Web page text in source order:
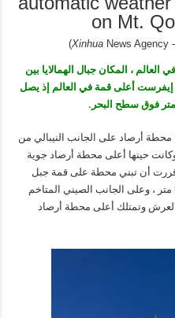
on Mt.
–
XinhuaNews Agency)
العالم ، المكان جبال الهمالايا بين
إيفرست أعلى قمة في العالم إذ يصل
محطة أرصاد على الجانب النيبالي من
وعلى إرتفاع 8430 متر ، وكانت حينها أعلى محطة أرصاد جوية
وقررت أن تبني محطة على قمة جبل
إيفرست مباشرة وعلى إرتفاع 8848.86 متر ، وعلى الجانب الصيني المتاخم
العرش وتمتلك أعلى محطة أرصاد